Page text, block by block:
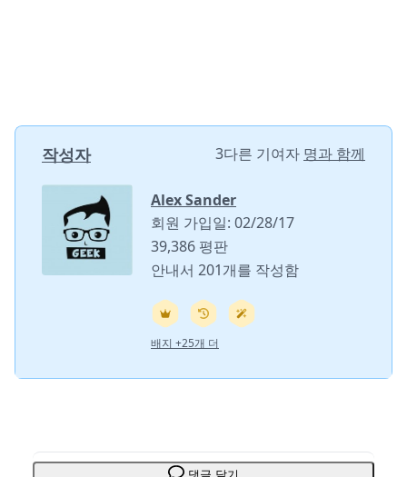
작성자 3다른 기여자 명과 함께
Alex Sander
회원 가입일: 02/28/17
39,386 평판
안내서 201개를 작성함
배지 +25개 더